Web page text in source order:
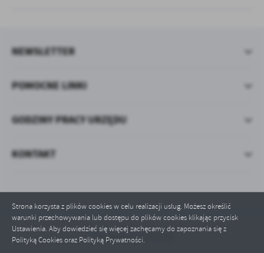
Strona korzysta z plików cookies w celu realizacji usług. Możesz określić
warunki przechowywania lub dostępu do plików cookies klikając przycisk
Ustawienia. Aby dowiedzieć się więcej zachęcamy do zapoznania się z
Polityką Cookies oraz Polityką Prywatności.
POMOCNE LINKI
NEWSLETTER
GODZINY PRACY URZĘDU
KONTAKT
Odwiedzin: 1274738